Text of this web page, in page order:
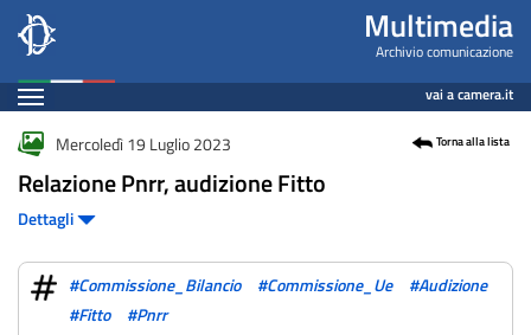
Salta
contenuto
principale
Fotogallery Multimedia
Archivio comunicazione
Espandi vai a camera.it
Contenuto
Mercoledì 19 Luglio 2023 Torna alla lista
Relazione Pnrr, audizione Fitto
Dettagli
#Commissione_Bilancio #Commissione_Ue
#Audizione
#Fitto
#Pnrr